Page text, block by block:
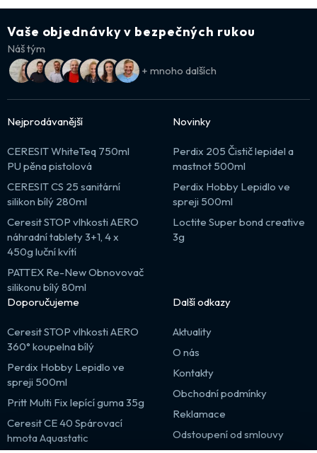
Vaše objednávky v bezpečných rukou
Náš tým
+ mnoho dalších
Nejprodávanější
CERESIT WhiteTeq 750ml
PU pěna pistolová
CERESIT CS 25 sanitární
silikon bílý 280ml
Ceresit STOP vlhkosti AERO
náhradní tablety 3+1, 4 x
450g luční kvítí
PATTEX Re-New Obnovovač
silikonu bílý 80ml
Novinky
Perdix 205 Čistič lepidel a
mastnot 500ml
Perdix Hobby Lepidlo ve
spreji 500ml
Loctite Super bond creative
3g
Doporučujeme
Ceresit STOP vlhkosti AERO
360° koupelna bílý
Perdix Hobby Lepidlo ve
spreji 500ml
Pritt Multi Fix lepící guma 35g
Ceresit CE 40 Spárovací
hmota Aquastatic
Další odkazy
Aktuality
O nás
Kontakty
Obchodní podmínky
Reklamace
Odstoupení od smlouvy